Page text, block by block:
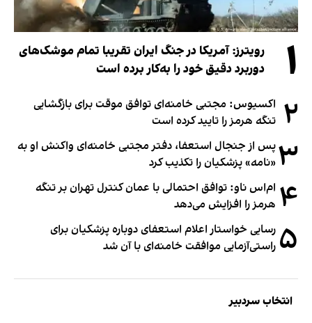
۱
رویترز: آمریکا در جنگ ایران تقریبا تمام موشک‌های
دوربرد دقیق خود را به‌کار برده است
۲ اکسیوس: مجتبی خامنه‌ای توافق موقت برای بازگشایی
تنگه هرمز را تایید کرده است
۳پس از جنجال استعفا، دفتر مجتبی خامنه‌ای واکنش او به
«نامه» پزشکیان را تکذیب کرد
۴ ام‌اس ناو: توافق احتمالی با عمان کنترل تهران بر تنگه
هرمز را افزایش می‌دهد
۵ رسایی خواستار اعلام استعفای دوباره پزشکیان برای
راستی‌آزمایی موافقت خامنه‌ای با آن شد
انتخاب سردبیر